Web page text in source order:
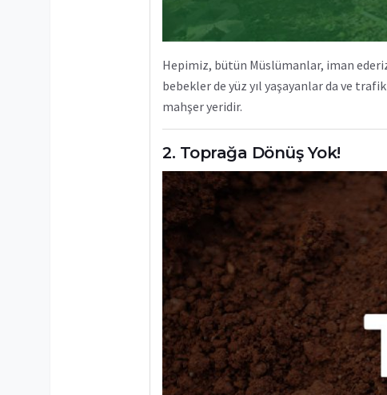
Hepimiz, bütün Müslümanlar, iman
bebekler de yüz yıl yaşayanlar da ve
mahşer yeridir.
Toprağa Dönüş Yok!